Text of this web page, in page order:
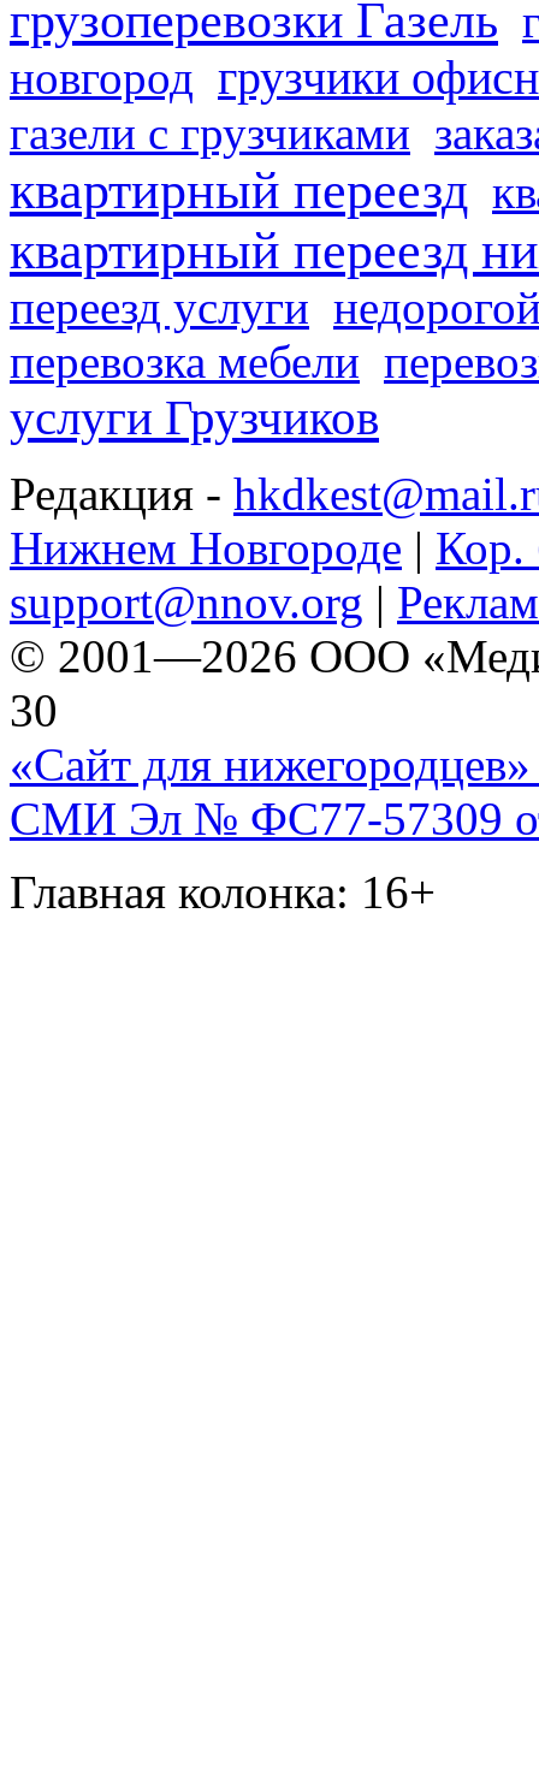
грузоперевозки Газель
новгород грузчики
газели с грузчиками
квартирный переезд
квартирный переезд
переезд услуги
перевозка мебели
услуги Грузчиков
Редакция -
Нижнем Новгороде | Кор.
support@nnov.org |
© 2001—2026 ООО
30
«Сайт для нижегородцев»
СМИ Эл № ФС77-57309
Главная колонка: 16+